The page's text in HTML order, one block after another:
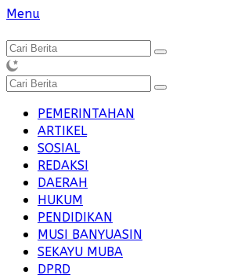
Langsung
konten
Menu
PEMERINTAHAN
ARTIKEL
SOSIAL
REDAKSI
DAERAH
HUKUM
PENDIDIKAN
MUSI BANYUASIN
SEKAYU MUBA
DPRD